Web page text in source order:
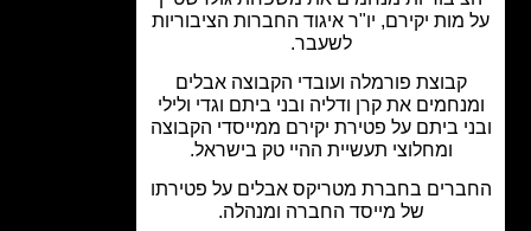
יקירם, יו"ר איגוד החברות הציבוריות
לשעבר.
קבוצת פורמלה ועובדי הקבוצה אבלים
את קרן ודליה ובני ביתם וגדי ולילי
ביתם על פטירת יקירם ממייסדי הקבוצה
ומחלוצי תעשיית ההיי טק בישראל.
בחברת מטריקס אבלים על פטירתו
של מייסד החברה ומנהלה.